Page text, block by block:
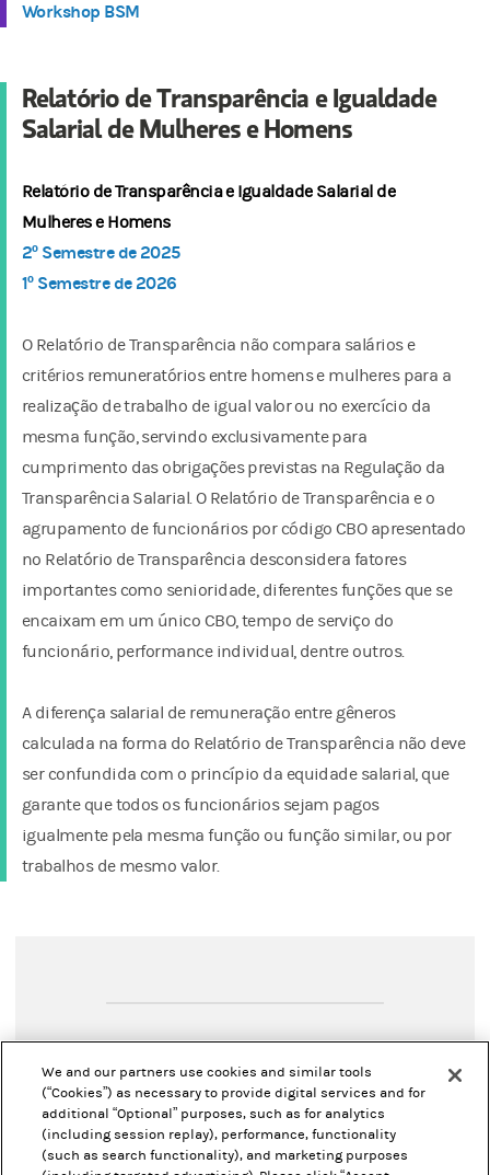
Workshop BSM
Relatório de Transparência e Igualdade
Salarial de Mulheres e Homens
Relatório de Transparência e Igualdade Salarial de
Mulheres e Homens
2º Semestre de 2025
1º Semestre de 2026
O Relatório de Transparência não compara salários e
critérios remuneratórios entre homens e mulheres para a
realização de trabalho de igual valor ou no exercício da
mesma função, servindo exclusivamente para
cumprimento das obrigações previstas na Regulação da
Transparência Salarial. O Relatório de Transparência e o
agrupamento de funcionários por código CBO apresentado
no Relatório de Transparência desconsidera fatores
importantes como senioridade, diferentes funções que se
encaixam em um único CBO, tempo de serviço do
funcionário, performance individual, dentre outros.
A diferença salarial de remuneração entre gêneros
calculada na forma do Relatório de Transparência não deve
ser confundida com o princípio da equidade salarial, que
garante que todos os funcionários sejam pagos
igualmente pela mesma função ou função similar, ou por
trabalhos de mesmo valor.
Informações Regulatórias
Demonstrações Financeiras
We and our partners use cookies and similar tools
(“Cookies”) as necessary to provide digital services and for
additional “Optional” purposes, such as for analytics
(including session replay), performance, functionality
(such as search functionality), and marketing purposes